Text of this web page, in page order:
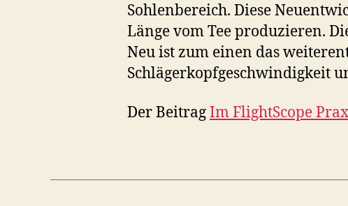
Sohlenbereich. Diese
Länge vom Tee produzieren.
Neu ist zum einen das
Schlägerkopfgeschwindigkeit
Der BeitragIm FlightScope